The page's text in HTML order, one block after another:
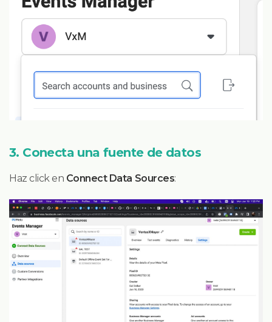
3. Conecta una fuente de datos
Haz click en Connect Data Sources: